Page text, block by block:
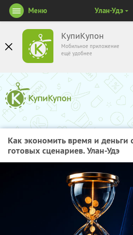
КупиКупон
Мобильное приложение
ещё удобнее
Меню Улан-Удэ
Как экономить время и
готовых сценариев. Улан-Удэ